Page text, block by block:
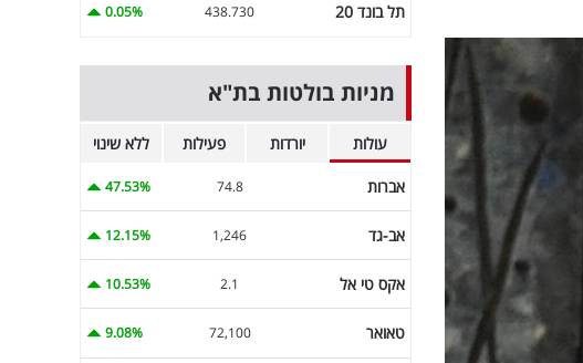
תל בונד 20 438.730
0.05%
מניות בולטות בת"א
עולות יורדות פעילות ללא שינוי
אברות 74.8
47.53%
אב-גד 1,246
12.15%
אקס טי אל 2.1
10.53%
טאואר 72,100
9.08%